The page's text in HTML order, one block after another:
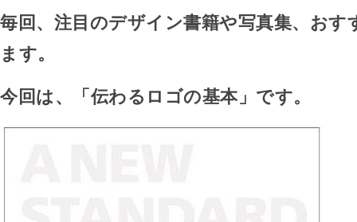
毎回、注目のデザイン書籍や写真集、おす
ます。
今回は、「伝わるロゴの基本」です。